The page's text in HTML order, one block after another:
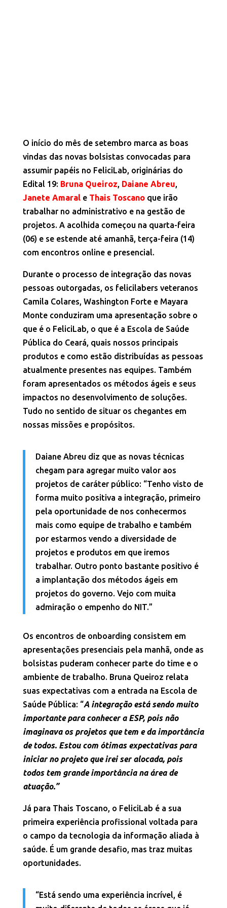
O início do mês de setembro marca as boas
vindas das novas bolsistas convocadas para
assumir papéis no FeliciLab, originárias do
Edital 19: Bruna Queiroz, Daiane Abreu,
Janete Amarale Thais Toscanoque irão
trabalhar no administrativo e na gestão de
projetos. A acolhida começou na quarta-feira
(06) e se estende até amanhã, terça-feira (14)
com encontros online e presencial.
Durante o processo de integração das novas
pessoas outorgadas, os felicilabers veteranos
Camila Colares, Washington Forte e Mayara
Monte conduziram uma apresentação sobre o
que é o FeliciLab, o que é a Escola de Saúde
Pública do Ceará, quais nossos principais
produtos e como estão distribuídas as pessoas
atualmente presentes nas equipes. Também
foram apresentados os métodos ágeis e seus
impactos no desenvolvimento de soluções.
Tudo no sentido de situar os chegantes em
nossas missões e propósitos.
Daiane Abreu diz que as novas técnicas
chegam para agregar muito valor aos
projetos de caráter público: “Tenho visto de
forma muito positiva a integração, primeiro
pela oportunidade de nos conhecermos
mais como equipe de trabalho e também
por estarmos vendo a diversidade de
projetos e produtos em que iremos
trabalhar. Outro ponto bastante positivo é
a implantação dos métodos ágeis em
projetos do governo. Vejo com muita
admiração o empenho do NIT.”
Os encontros de onboarding consistem em
apresentações presenciais pela manhã, onde as
bolsistas puderam conhecer parte do time e o
ambiente de trabalho. Bruna Queiroz relata
suas expectativas com a entrada na Escola de
Saúde Pública: “A integração está sendo muito
importante para conhecer a ESP, pois não
imaginava os projetos que tem e da importância
de todos. Estou com ótimas expectativas para
iniciar no projeto que irei ser alocada, pois
todos tem grande importância na área de
atuação.”
Já para Thais Toscano, o FeliciLab é a sua
primeira experiência profissional voltada para
o campo da tecnologia da informação aliada à
saúde. É um grande desafio, mas traz muitas
oportunidades.
“Está sendo uma experiência incrível, é